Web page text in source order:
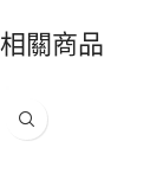
相關商品